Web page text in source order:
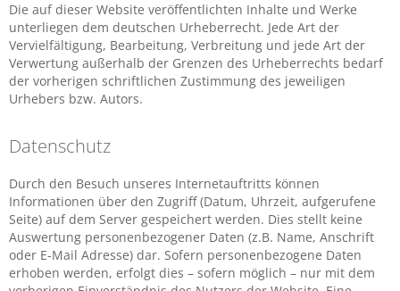
Die auf dieser Website veröffentlichten Inhalte und Werke
unterliegen dem deutschen Urheberrecht. Jede Art der
Vervielfältigung, Bearbeitung, Verbreitung und jede Art der
Verwertung außerhalb der Grenzen des Urheberrechts bedarf
der vorherigen schriftlichen Zustimmung des jeweiligen
Urhebers bzw. Autors.
Datenschutz
Durch den Besuch unseres Internetauftritts können
Informationen über den Zugriff (Datum, Uhrzeit, aufgerufene
Seite) auf dem Server gespeichert werden. Dies stellt keine
Auswertung personenbezogener Daten (z.B. Name, Anschrift
oder E-Mail Adresse) dar. Sofern personenbezogene Daten
erhoben werden, erfolgt dies – sofern möglich – nur mit dem